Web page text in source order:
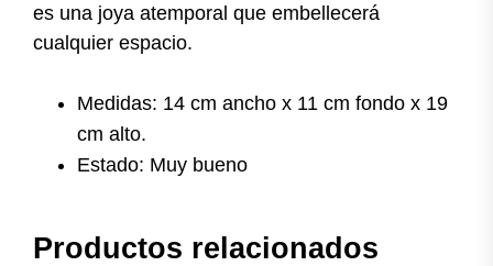
es una joya atemporal que embellecerá
cualquier espacio.
Medidas: 14 cm ancho x 11 cm fondo x 19
cm alto.
Estado: Muy bueno
Productos relacionados